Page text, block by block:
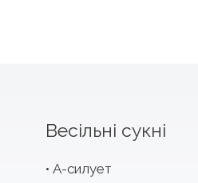
Весільні сукні
А-силует